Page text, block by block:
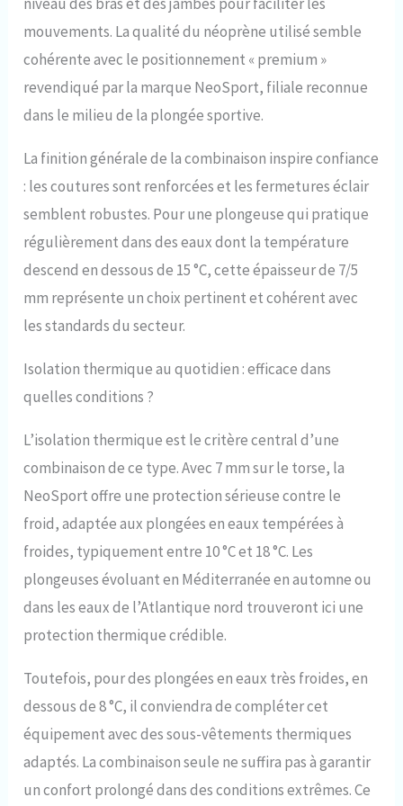
mouvements. La qualité du néoprène utilisé semble
cohérente avec le positionnement « premium »
revendiqué par la marque NeoSport, filiale reconnue
dans le milieu de la plongée sportive.
La finition générale de la combinaison inspire confiance
: les coutures sont renforcées et les fermetures éclair
semblent robustes. Pour une plongeuse qui pratique
régulièrement dans des eaux dont la température
descend en dessous de 15 °C, cette épaisseur de 7/5
mm représente un choix pertinent et cohérent avec
les standards du secteur.
Isolation thermique au quotidien : efficace dans
quelles conditions ?
L’isolation thermique est le critère central d’une
combinaison de ce type. Avec 7 mm sur le torse, la
NeoSport offre une protection sérieuse contre le
froid, adaptée aux plongées en eaux tempérées à
froides, typiquement entre 10 °C et 18 °C. Les
plongeuses évoluant en Méditerranée en automne ou
dans les eaux de l’Atlantique nord trouveront ici une
protection thermique crédible.
Toutefois, pour des plongées en eaux très froides, en
dessous de 8 °C, il conviendra de compléter cet
équipement avec des sous-vêtements thermiques
adaptés. La combinaison seule ne suffira pas à garantir
un confort prolongé dans des conditions extrêmes. Ce